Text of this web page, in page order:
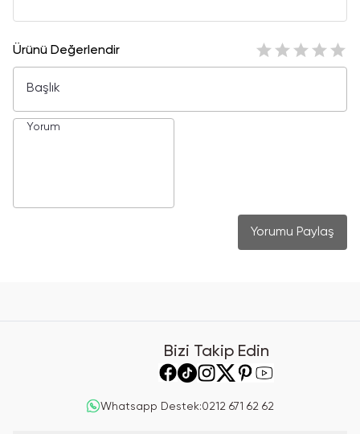
Ürünü Değerlendir
Yorumu Paylaş
Bizi Takip Edin
Whatsapp Destek:0212 671 62 62